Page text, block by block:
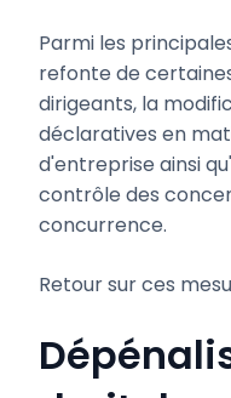
Parmi les
refonte de
dirigeants, la
déclaratives en
d'entreprise ainsi
contrôle des
concurrence.
Retour sur ces